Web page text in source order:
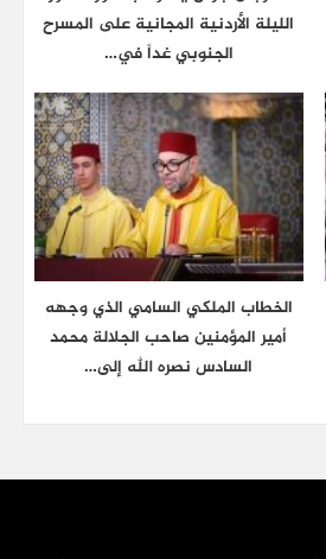
الليلة الأردنية المجانية على المسرح
الجنوبي غداً في…
الخطاب الملكي السامي الذي وجهه
أمير المؤمنين صاحب الجلالة محمد
السادس نصره الله إلى…